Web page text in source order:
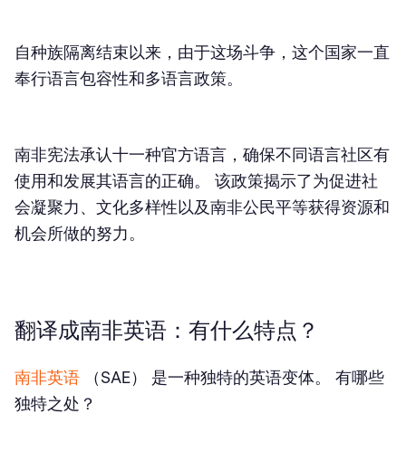
自种族隔离结束以来，由于这场斗争，这个国家一直
奉行语言包容性和多语言政策。
南非宪法承认十一种官方语言，确保不同语言社区有
使用和发展其语言的正确。 该政策揭示了为促进社
会凝聚力、文化多样性以及南非公民平等获得资源和
机会所做的努力。
翻译成南非英语：有什么特点？
南非英语 （SAE） 是一种独特的英语变体。 有哪些
独特之处？